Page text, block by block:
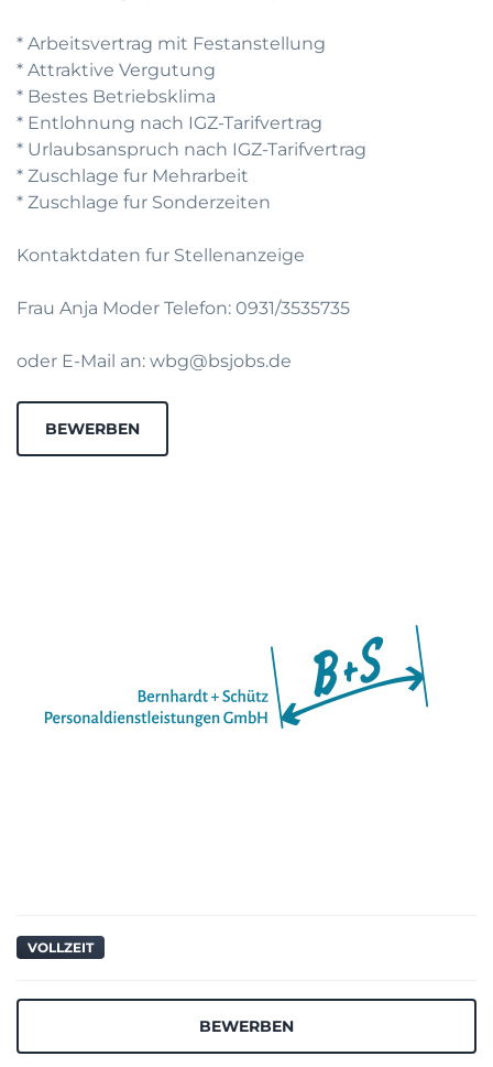
* Arbeitsvertrag mit Festanstellung
* Attraktive Vergutung
* Bestes Betriebsklima
* Entlohnung nach IGZ-Tarifvertrag
* Urlaubsanspruch nach IGZ-Tarifvertrag
* Zuschlage fur Mehrarbeit
* Zuschlage fur Sonderzeiten
Kontaktdaten fur Stellenanzeige
Frau Anja Moder Telefon: 0931/3535735
oder E-Mail an: wbg@bsjobs.de
BEWERBEN
VOLLZEIT
BEWERBEN